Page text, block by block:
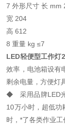
7 外形尺寸 长 mm
宽 204
高 612
8 重量 kg ≤7
LED轻便型工作灯
效率，电池箱设有
剩余电量，方便灯
◆ 采用品牌LED光
10万小时，超低功
时，*了各类作业工